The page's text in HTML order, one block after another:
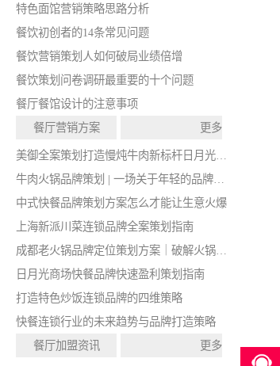
特色面馆营销策略思路分析
餐饮初创者的14条常见问题
餐饮营销策划人如何破局业绩倍增
餐饮策划问卷调研最重要的十个问题
餐厅餐馆设计的注意事项
餐厅营销方案
更多
美御全案策划打造慢炖牛肉新标杆日月光中心店开业
牛肉火锅品牌策划 | 一场关于年轻的品牌战略实验
中式快餐品牌策划方案怎么才能让生意火爆
上海新派川菜连锁品牌全案策划指南
成都老火锅品牌定位策划方案｜破解火锅店同质化闭店难题
日月光商场快餐品牌快速盈利策划指南
打造特色炒饭连锁品牌的四维策略
快餐连锁行业的未来趋势与品牌打造策略
餐厅加盟资讯
更多